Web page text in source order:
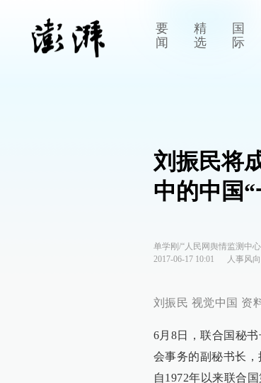
要
闻
精
选
国
际
刘振民将
中的中国
单学刚/“人民网舆情监测中
2017-06-17 10:01
人事风向
刘振民 视觉中国 资
6月8日，联合国秘
会事务的副秘书长
自1972年以来联合